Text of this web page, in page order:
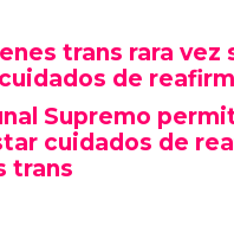
trans rara
de
Supremo
cuidados de
trans